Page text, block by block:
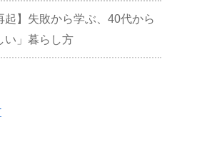
起】失敗から学ぶ、40代から
い」暮らし方